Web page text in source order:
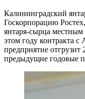
Калининградский
Госкорпорацию
янтаря-сырца местным
этом году контракта с
предприятие
предыдущие годовые